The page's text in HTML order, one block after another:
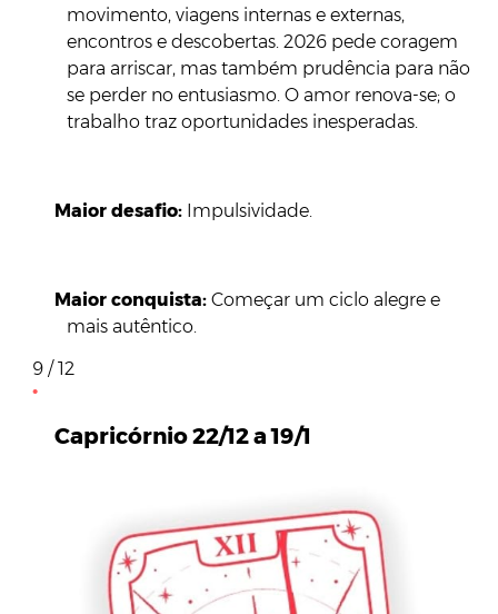
movimento, viagens internas e externas,
encontros e descobertas. 2026 pede coragem
para arriscar, mas também prudência para não
se perder no entusiasmo. O amor renova-se; o
trabalho traz oportunidades inesperadas.
Maior desafio:Impulsividade.
Maior conquista: Começar um ciclo alegre e
mais autêntico.
9 / 12
Capricórnio 22/12 a 19/1